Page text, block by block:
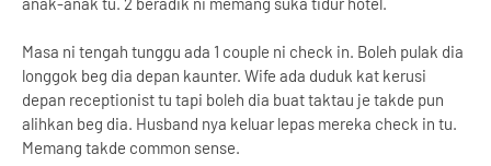
Masa ni tengah tunggu ada 1 couple ni check in. Boleh pulak dia
longgok beg dia depan kaunter. Wife ada duduk kat kerusi
depan receptionist tu tapi boleh dia buat taktau je takde pun
alihkan beg dia. Husband nya keluar lepas mereka check in tu.
Memang takde common sense.